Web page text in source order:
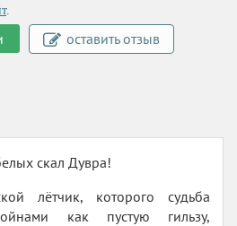
.
оставить отзыв
скал Дувра!
лётчик, которого судьба
как пустую гильзу,